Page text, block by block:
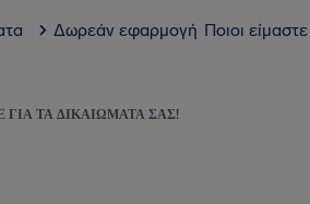
Δωρεάν εφαρμογή Ποιοι είμαστε
ΓΙΑ ΤΑ ΔΙΚΑΙΏΜΑΤΆ ΣΑΣ!